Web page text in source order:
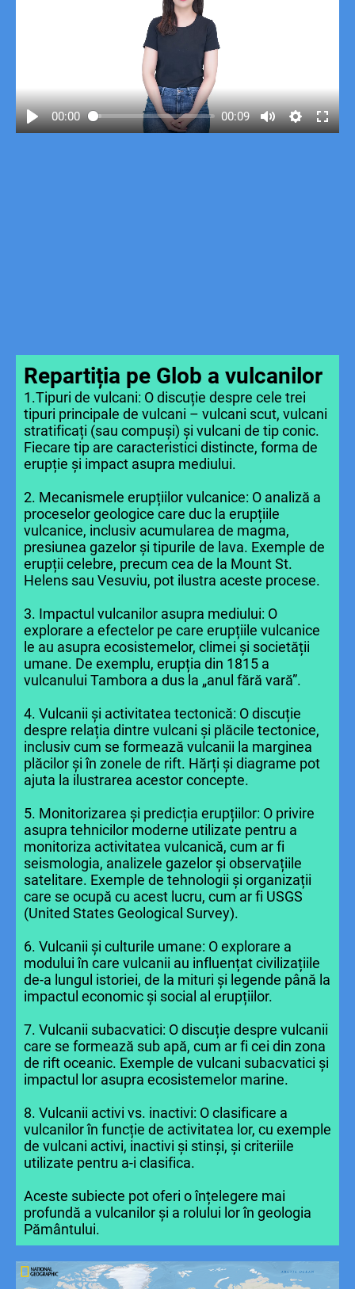
00:00 00:09
Repartiția pe Glob a vulcanilor
1.Tipuri de vulcani: O discuție despre cele trei
tipuri principale de vulcani – vulcani scut, vulcani
stratificați (sau compuși) și vulcani de tip conic.
Fiecare tip are caracteristici distincte, forma de
erupție și impact asupra mediului.
2. Mecanismele erupțiilor vulcanice: O analiză a
proceselor geologice care duc la erupțiile
vulcanice, inclusiv acumularea de magma,
presiunea gazelor și tipurile de lava. Exemple de
erupții celebre, precum cea de la Mount St.
Helens sau Vesuviu, pot ilustra aceste procese.
3. Impactul vulcanilor asupra mediului: O
explorare a efectelor pe care erupțiile vulcanice
le au asupra ecosistemelor, climei și societății
umane. De exemplu, erupția din 1815 a
vulcanului Tambora a dus la „anul fără vară”.
4. Vulcanii și activitatea tectonică: O discuție
despre relația dintre vulcani și plăcile tectonice,
inclusiv cum se formează vulcanii la marginea
plăcilor și în zonele de rift. Hărți și diagrame pot
ajuta la ilustrarea acestor concepte.
5. Monitorizarea și predicția erupțiilor: O privire
asupra tehnicilor moderne utilizate pentru a
monitoriza activitatea vulcanică, cum ar fi
seismologia, analizele gazelor și observațiile
satelitare. Exemple de tehnologii și organizații
care se ocupă cu acest lucru, cum ar fi USGS
(United States Geological Survey).
6. Vulcanii și culturile umane: O explorare a
modului în care vulcanii au influențat civilizațiile
de-a lungul istoriei, de la mituri și legende până la
impactul economic și social al erupțiilor.
7. Vulcanii subacvatici: O discuție despre vulcanii
care se formează sub apă, cum ar fi cei din zona
de rift oceanic. Exemple de vulcani subacvatici și
impactul lor asupra ecosistemelor marine.
8. Vulcanii activi vs. inactivi: O clasificare a
vulcanilor în funcție de activitatea lor, cu exemple
de vulcani activi, inactivi și stinși, și criteriile
utilizate pentru a-i clasifica.
Aceste subiecte pot oferi o înțelegere mai
profundă a vulcanilor și a rolului lor în geologia
Pământului.